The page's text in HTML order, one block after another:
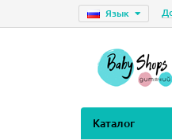
Язык
Каталог